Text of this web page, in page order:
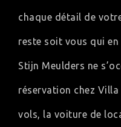
chaque détail de
reste soit vous qui
Stijn Meulders ne
réservation chez
vols, la voiture de